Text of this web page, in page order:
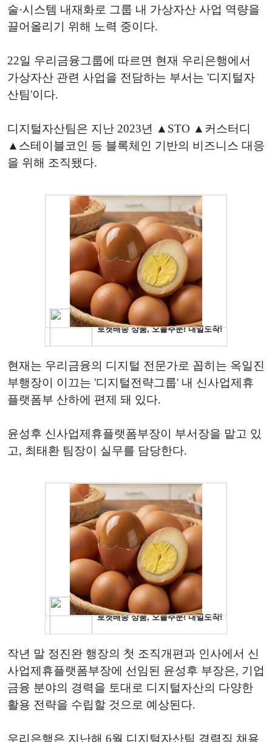
술·시스템 내재화로 그룹 내 가상자산 사업 역량을
끌어올리기 위해 노력 중이다.
22일 우리금융그룹에 따르면 현재 우리은행에서
가상자산 관련 사업을 전담하는 부서는 '디지털자
산팀'이다.
디지털자산팀은 지난 2023년 ▲STO ▲커스터디
▲스테이블코인 등 블록체인 기반의 비즈니스 대응
을 위해 조직됐다.
현재는 우리금융의 디지털 전문가로 꼽히는 옥일진
부행장이 이끄는 '디지털전략그룹' 내 신사업제휴
플랫폼부 산하에 편제 돼 있다.
윤성후 신사업제휴플랫폼부장이 부서장을 맡고 있
고, 최태환 팀장이 실무를 담당한다.
작년 말 정진완 행장의 첫 조직개편과 인사에서 신
사업제휴플랫폼부장에 선임된 윤성후 부장은, 기업
금융 분야의 경력을 토대로 디지털자산의 다양한
활용 전략을 수립할 것으로 예상된다.
우리은행은 지난해 6월 디지털자산팀 경력직 채용